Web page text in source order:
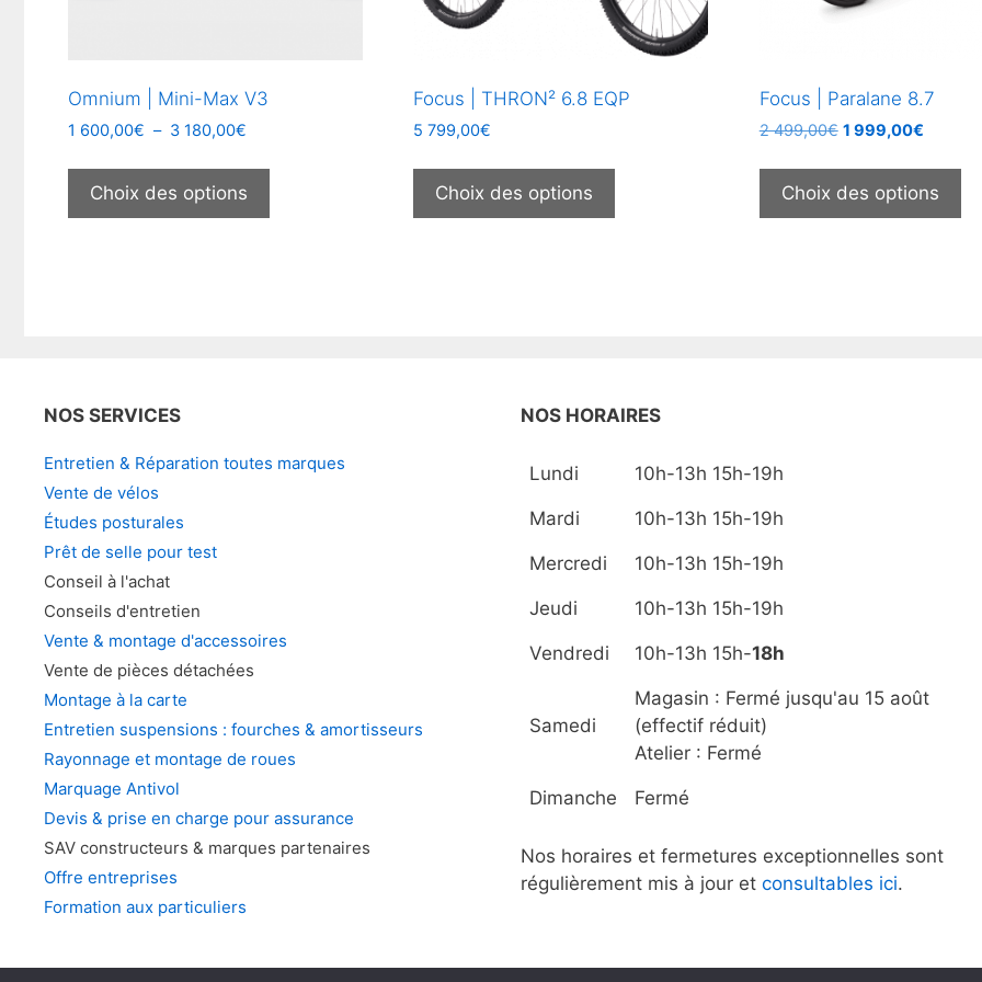
Omnium | Mini-Max V3
1 600,00€ – 3 180,00€
prix :
1
600,00€
Choix des options
a
la
Focus | THRON² 6.8 EQP
5 799,00€
Choix des options
a
choisies
du
Focus | Paralane 8.7
2 499,00€ Le
initial
était :
2
1 999,00€Le
actuel
est :
1
Choix des options
a
NOS SERVICES
Entretien & Réparation toutes marques
Vente de vélos
Études posturales
Prêt de selle pour test
Conseil à l'achat
Conseils d'entretien
Vente & montage d'accessoires
Vente de pièces détachées
Montage à la carte
Entretien suspensions : fourches & amortisseurs
Rayonnage et montage de roues
Marquage Antivol
Devis & prise en charge pour assurance
SAV constructeurs & marques partenaires
Offre entreprises
Formation aux particuliers
NOS HORAIRES
Lundi 10h-13h 15h-19h
Mardi 10h-13h 15h-19h
Mercredi 10h-13h 15h-19h
Jeudi 10h-13h 15h-19h
Vendredi 10h-13h 15h-18h
Samedi
Magasin : Fermé jusqu'au 15 août
(effectif réduit)
Atelier : Fermé
Dimanche Fermé
Nos horaires et fermetures exceptionnelles sont
régulièrement mis à jour et consultables ici.